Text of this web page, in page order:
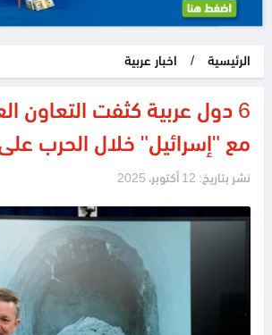
الرئيسية / اخبار عربية
6 دول عربية كثفت التعاون
مع "إسرائيل" خلال الحرب
نشر بتاريخ: 12 أكتوبر، 2025